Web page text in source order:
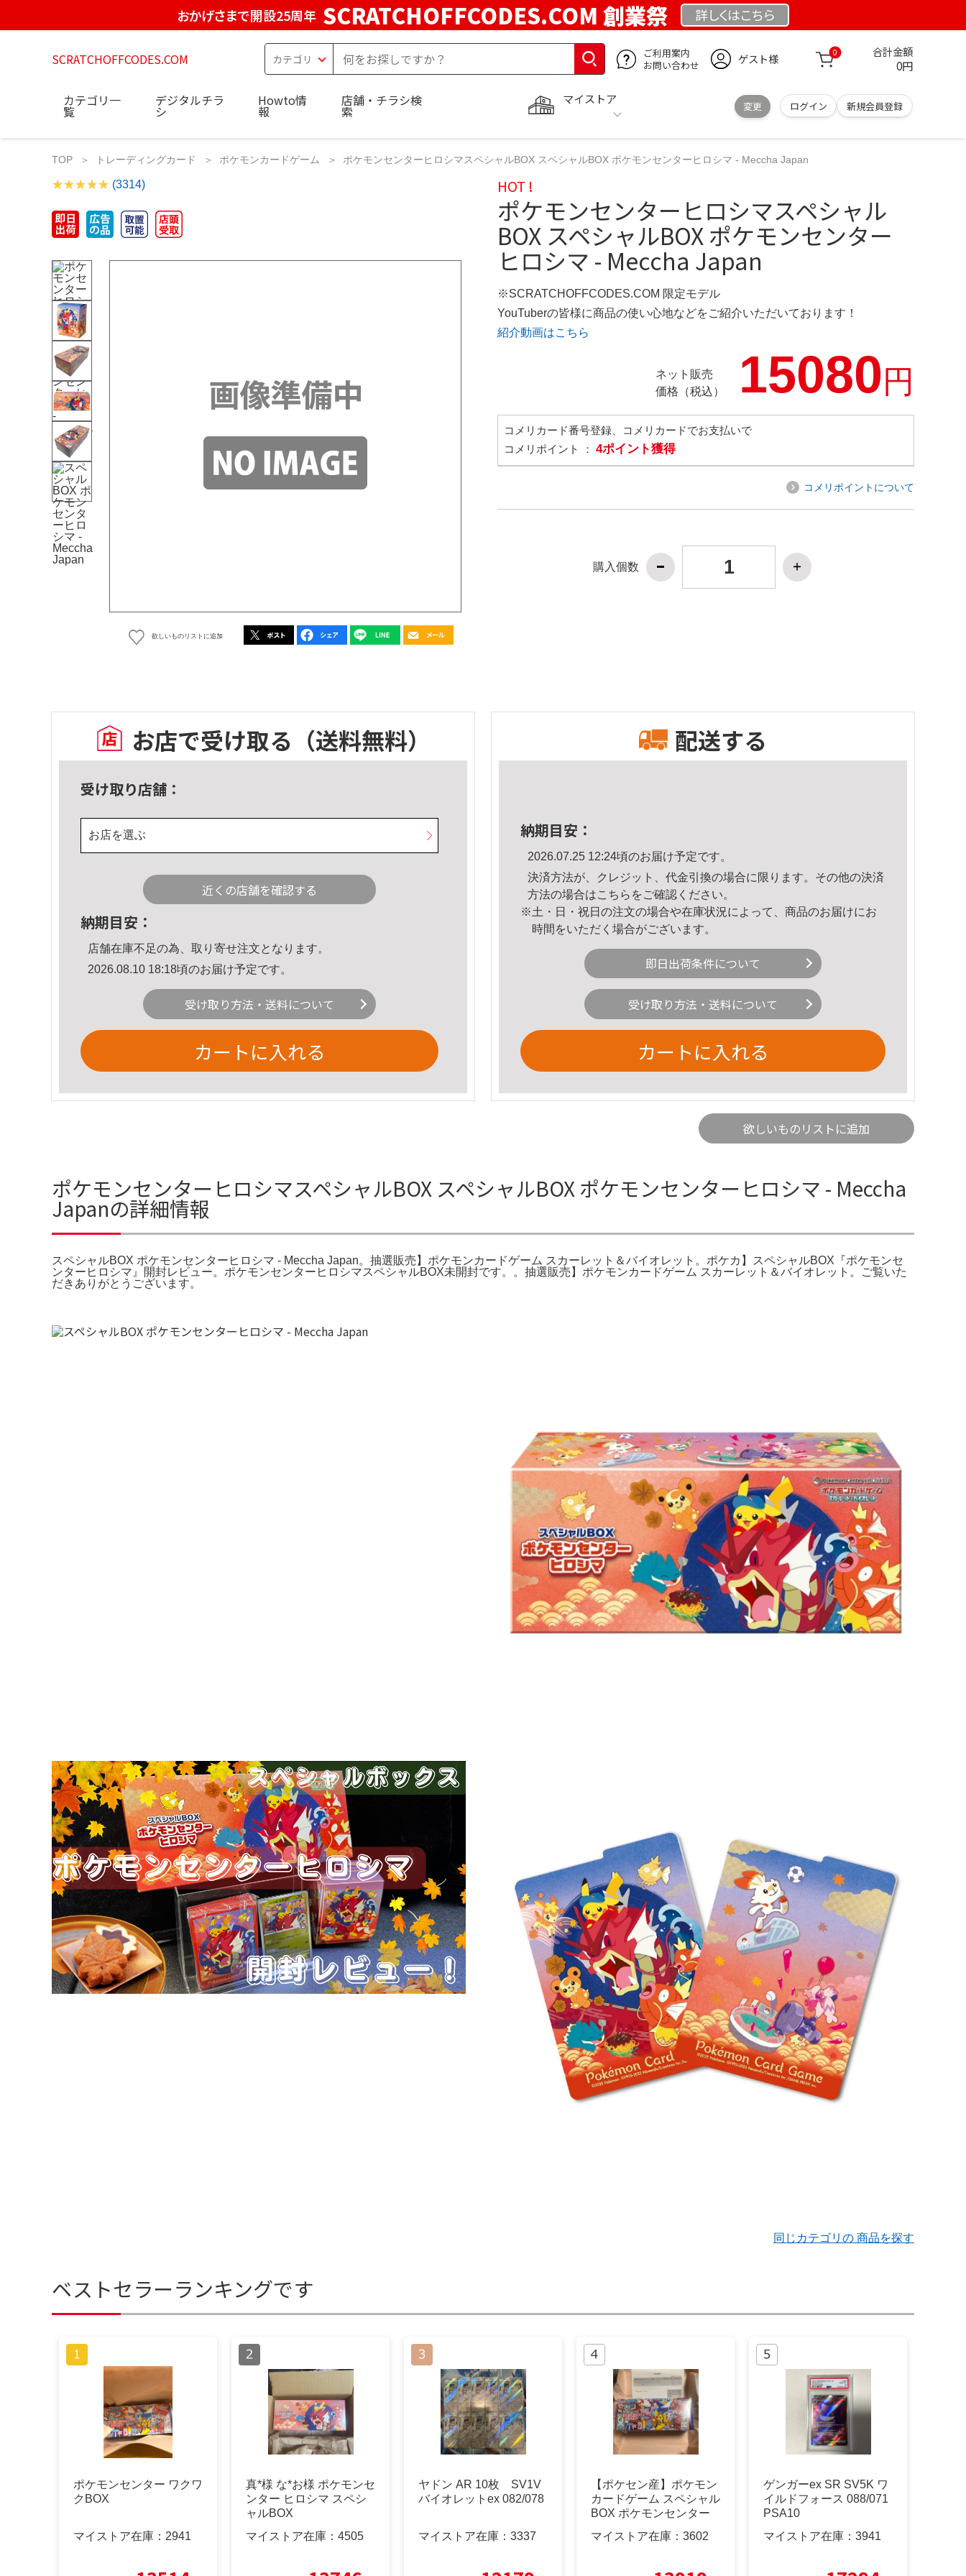
おかげさまで開設25周年 SCRATCHOFFCODES.COM 創業祭 詳しくはこちら
SCRATCHOFFCODES.COM
ご利用案内
お問い合わせ
ゲスト様 0 合計金額
0円
マイストア
変更 ログイン 新規会員登録
カテゴリ一
覧
デジタルチラ
シ
Howto情
報
店舗・チラシ検
索
TOP トレーディングカード ポケモンカードゲーム ポケモンセンターヒロシマスペシャルBOX スペシャルBOX ポケモンセンターヒロシマ - Meccha Japan
(3314)
欲しいものリストに追加
HOT !
ポケモンセンターヒロシマスペシャル
BOX スペシャルBOX ポケモンセンター
ヒロシマ - Meccha Japan
※SCRATCHOFFCODES.COM 限定モデル
YouTuberの皆様に商品の使い心地などをご紹介いただいております！
紹介動画はこちら
ネット販売
価格（税込）
15080円
コメリカード番号登録、コメリカードでお支払いで
コメリポイント ： 4ポイント獲得
コメリポイントについて
購入個数
お店で受け取る （送料無料）
受け取り店舗：
お店を選ぶ
近くの店舗を確認する
納期目安：
店舗在庫不足の為、取り寄せ注文となります。
2026.08.10 18:18頃のお届け予定です。
受け取り方法・送料について
カートに入れる
配送する
納期目安：
2026.07.25 12:24頃のお届け予定です。
決済方法が、クレジット、代金引換の場合に限ります。その他の決済
方法の場合はこちら をご確認ください。
※土・日・祝日の注文の場合や在庫状況によって、商品のお届けにお
時間をいただく場合がございます。
即日出荷条件について
受け取り方法・送料について
カートに入れる
欲しいものリストに追加
ポケモンセンターヒロシマスペシャルBOX スペシャルBOX ポケモンセンターヒロシマ - Meccha
Japanの詳細情報
スペシャルBOX ポケモンセンターヒロシマ - Meccha Japan。抽選販売】ポケモンカードゲーム スカーレット＆バイオレット。ポケカ】スペシャルBOX『ポケモンセ
ンターヒロシマ』開封レビュー。ポケモンセンターヒロシマスペシャルBOX未開封です。。抽選販売】ポケモンカードゲーム スカーレット＆バイオレット。ご覧いた
だきありがとうございます。
同じカテゴリの 商品を探す
ベストセラーランキングです
ポケモンセンター ワクワ
クBOX
マイストア在庫： 2941
真*️様 な*お様 ポケモンセ
ンター ヒロシマ スペシ
ャルBOX
マイストア在庫： 4505
ヤドン AR 10枚 SV1V
バイオレットex 082/078
マイストア在庫： 3337
【ポケセン産】ポケモン
カードゲーム スペシャル
BOX ポケモンセンター
マイストア在庫： 3602
ゲンガーex SR SV5K ワ
イルドフォース 088/071
PSA10
マイストア在庫： 3941